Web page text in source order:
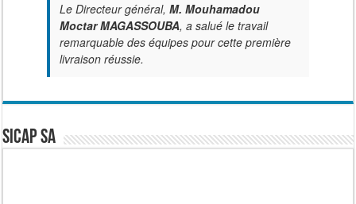
Le Directeur général, M. Mouhamadou
Moctar MAGASSOUBA, a salué le travail
remarquable des équipes pour cette première
livraison réussie.
SICAP SA